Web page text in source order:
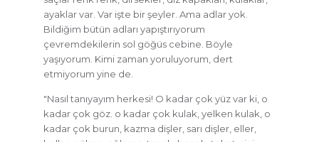
ayaklar var. Var işte bir şeyler. Ama adlar yok.
Bildiğim bütün adları yapıştırıyorum
çevremdekilerin sol göğüs cebine. Böyle
yaşıyorum. Kimi zaman yoruluyorum, dert
etmiyorum yine de.
"Nasıl tanıyayım herkesi! O kadar çok yüz var ki, o
kadar çok göz. o kadar çok kulak, yelken kulak, o
kadar çok burun, kazma dişler, sarı dişler, eller,